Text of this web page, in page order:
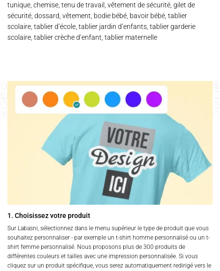
tunique, chemise, tenu de travail, vêtement de sécurité, gilet de
sécurité, dossard, vêtement, bodie bébé, bavoir bébé, tablier
scolaire, tablier d’école, tablier jardin d’enfants, tablier garderie
scolaire, tablier crèche d’enfant, tablier maternelle
1. Choisissez votre produit
Sur Labasni, sélectionnez dans le menu supérieur le type de produit que vous
souhaitez personnaliser - par exemple un t-shirt homme personnalisé ou un t-
shirt femme personnalisé. Nous proposons plus de 300 produits de
différentes couleurs et tailles avec une impression personnalisée. Si vous
cliquez sur un produit spécifique, vous serez automatiquement redirigé vers le